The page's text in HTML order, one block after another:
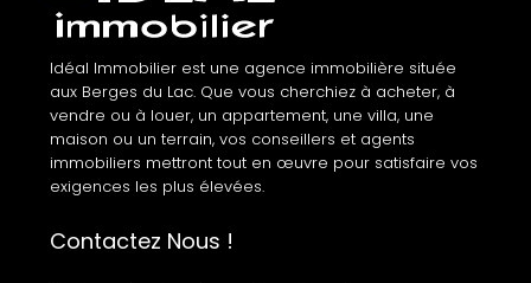
Idéal Immobilier est une agence immobilière située
aux Berges du Lac. Que vous cherchiez à acheter, à
vendre ou à louer, un appartement, une villa, une
maison ou un terrain, vos conseillers et agents
immobiliers mettront tout en œuvre pour satisfaire vos
exigences les plus élevées.
Contactez Nous !